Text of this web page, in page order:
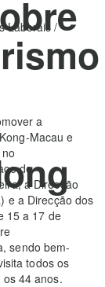
Laborais /
a
Macau e
de
a Direcção
e a Direcção dos
15 a 17 de
sendo bem-
todos os
44 anos.